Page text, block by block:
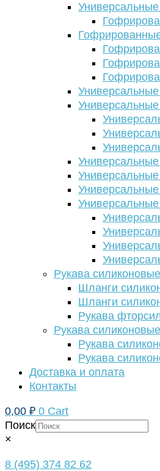
Рукава
Шланги
Шланги
Рукава
Рукава
Рукава
Рукава
Доставка и оплата
Контакты
0,00 ₽ 0 Cart
Поиск
×
8 (495) 374 82 62